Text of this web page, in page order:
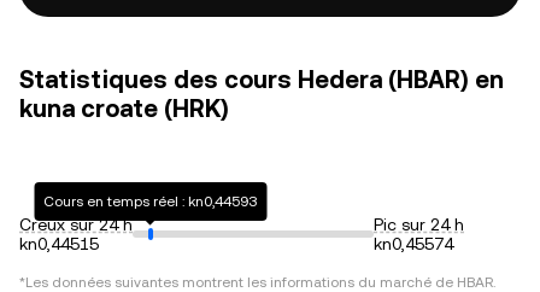
Statistiques des cours Hedera (HBAR) en
kuna croate (HRK)
Creux sur 24 h
kn0,44515
Cours en temps réel : kn0,44593
Pic sur 24 h
kn0,45574
*Les données suivantes montrent les informations du marché de HBAR.